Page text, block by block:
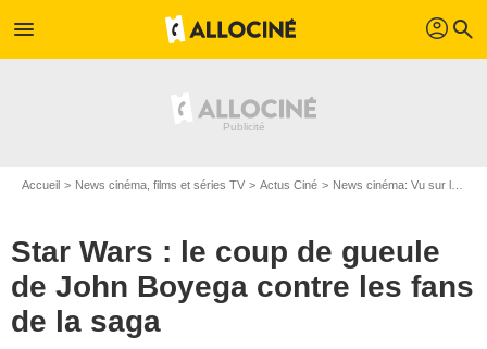
menu profil search
Accueil News cinéma, films et séries TV Actus Ciné News cinéma: Vu sur le web
Star Wars : le coup de gueule
de John Boyega contre les fans
de la saga